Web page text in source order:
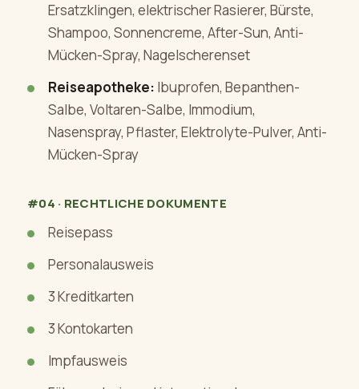
Ersatzklingen, elektrischer Rasierer, Bürste,
Shampoo, Sonnencreme, After-Sun, Anti-
Mücken-Spray, Nagelscherenset
Reiseapotheke: Ibuprofen, Bepanthen-
Salbe, Voltaren-Salbe, Immodium,
Nasenspray, Pflaster, Elektrolyte-Pulver, Anti-
Mücken-Spray
#04 · RECHTLICHE DOKUMENTE
Reisepass
Personalausweis
3 Kreditkarten
3 Kontokarten
Impfausweis